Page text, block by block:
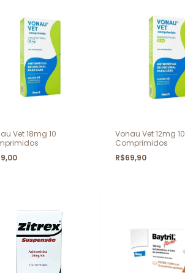
Vet 18mg 10
Vonau Vet 12mg 10
Comprimidos
R$69,90